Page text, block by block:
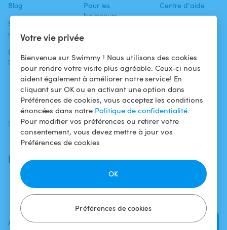
Votre vie privée
Bienvenue sur Swimmy ! Nous utilisons des cookies
pour rendre votre visite plus agréable. Ceux-ci nous
aident également à améliorer notre service! En
cliquant sur OK ou en activant une option dans
Préférences de cookies, vous acceptez les conditions
énoncées dans notre Politique de confidentialité.
Pour modifier vos préférences ou retirer votre
consentement, vous devez mettre à jour vos
Préférences de cookies
Préférences de cookies
OK
Ajoutez une date et un créneau
Vérifier la
Blog
Swimmy dans les
médias
L'aventure
Swimmy
Pour les
baigneurs
Louer ma piscine
Comment ça
marche ?
Centre d'aide
confidentialité
Mentions légales
SUIVEZ-NOUS
Facebook
Instagram
TÉLÉCHARGEZ L'APP